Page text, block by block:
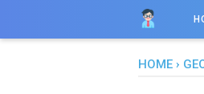
HOME ›